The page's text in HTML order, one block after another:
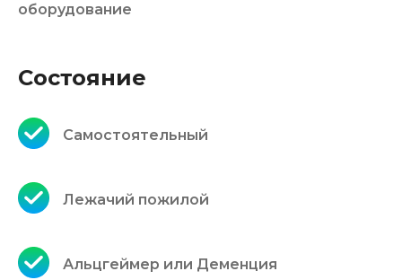
оборудование
Состояние
Самостоятельный
Лежачий пожилой
Альцгеймер или Деменция